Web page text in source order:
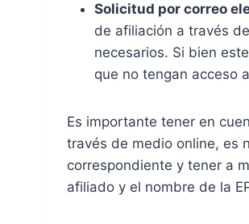
Solicitud por correo
de afiliación a través
necesarios. Si bien
que no tengan acceso
Es importante tener en
través de medio online, es
correspondiente y tener a
afiliado y el nombre de la